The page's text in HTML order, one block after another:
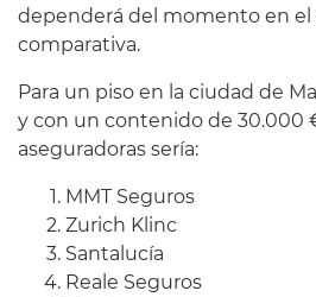
dependerá del momento en el
comparativa.
Para un piso en la ciudad de
y con un contenido de 30.000
aseguradoras sería:
MMT Seguros
Zurich Klinc
Santalucía
Reale Seguros